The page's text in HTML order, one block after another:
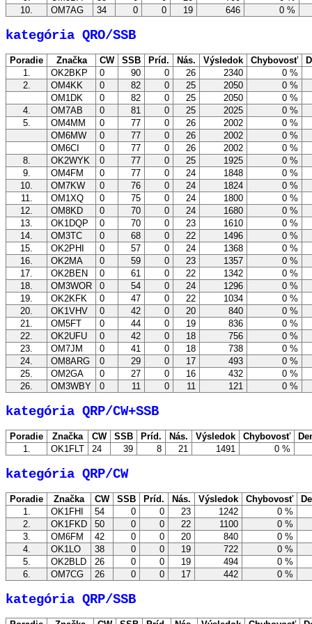
10.
OM7AG 34 0 0 19 646 0 %
kategória QRO/SSB
Poradie Značka CW SSB Príd. Nás. Výsledok Chybovosť
1.
OK2BKP 0 90 0 26 2340
0 %
2.
OM4KK 0 82 0 25 2050
0 %
OM1DK
0 82 0 25 2050
0 %
4.
OM7AB 0 81 0 25 2025
0 %
5.
OM4MM 0 77 0 26 2002
0 %
OM6MW
0 77 0 26 2002
0 %
OM6CI
0 77 0 26 2002
0 %
8.
OK2WYK 0 77 0 25 1925
0 %
9.
OM4FM 0 77 0 24 1848
0 %
10.
OM7KW 0 76 0 24 1824
0 %
11.
OM1XQ 0 75 0 24 1800
0 %
12.
OM8KD 0 70 0 24 1680
0 %
13.
OK1DQP 0 70 0 23 1610
0 %
14.
OM3TC 0 68 0 22 1496
0 %
15.
OK2PHI 0 57 0 24 1368
0 %
16.
OK2MA 0 59 0 23 1357
0 %
17.
OK2BEN 0 61 0 22 1342
0 %
18.
OM3WOR 0 54 0 24 1296
0 %
19.
OK2KFK 0 47 0 22 1034
0 %
20.
OK1VHV 0 42 0 20 840
0 %
21.
OM5FT 0 44 0 19 836
0 %
22.
OK2UFU 0 42 0 18 756
0 %
23.
OM7JM 0 41 0 18 738
0 %
24.
OM8ARG 0 29 0 17 493
0 %
25.
OM2GA 0 27 0 16 432
0 %
26.
OM3WBY 0 11 0 11 121 0 %
kategória QRP/CW+SSB
Poradie Značka CW SSB Príd. Nás. Výsledok Chybovosť
1.
OK1FLT 24 39 8 21 1491 0 %
kategória QRP/CW
Poradie Značka CW SSB Príd. Nás. Výsledok Chybovosť
1.
OK1FHI 54 0 0 23 1242
0 %
2.
OK1FKD 50 0 0 22 1100
0 %
3.
OM6FM 42 0 0 20 840
0 %
4.
OK1LO 38 0 0 19 722
0 %
5.
OK2BLD 26 0 0 19 494
0 %
6.
OM7CG 26 0 0 17 442 0 %
kategória QRP/SSB